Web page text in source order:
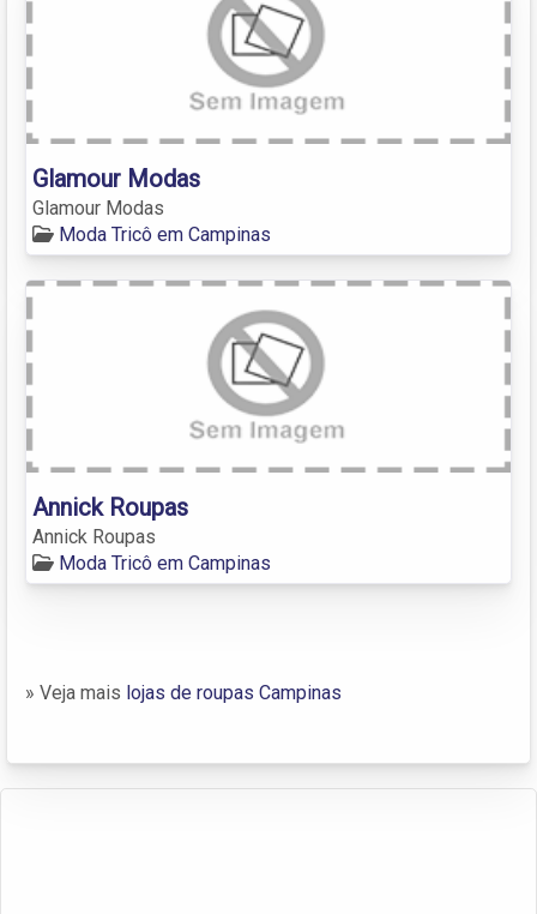
Glamour Modas
Glamour Modas
Moda Tricô em Campinas
Annick Roupas
Annick Roupas
Moda Tricô em Campinas
» Veja mais lojas de roupas Campinas